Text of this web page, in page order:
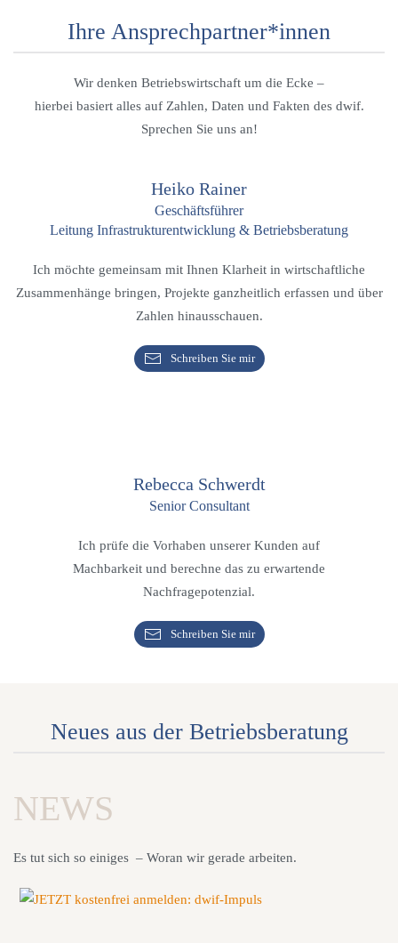
Ihre Ansprechpartner*innen
Wir denken Betriebswirtschaft um die Ecke –
hierbei basiert alles auf Zahlen, Daten und Fakten des dwif.
Sprechen Sie uns an!
Heiko Rainer
Geschäftsführer
Leitung Infrastrukturentwicklung & Betriebsberatung
Ich möchte gemeinsam mit Ihnen Klarheit in wirtschaftliche
Zusammenhänge bringen, Projekte ganzheitlich erfassen und über
Zahlen hinausschauen.
Schreiben Sie mir
Rebecca Schwerdt
Senior Consultant
Ich prüfe die Vorhaben unserer Kunden auf
Machbarkeit und berechne das zu erwartende
Nachfragepotenzial.
Schreiben Sie mir
Neues aus der Betriebsberatung
NEWS
Es tut sich so einiges – Woran wir gerade arbeiten.